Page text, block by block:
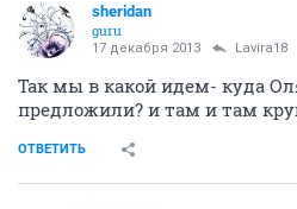
sheridan
guru
17 декабря 2013 Lavira18
Так мы в какой идем- куда
предложили? и там и там
ОТВЕТИТЬ